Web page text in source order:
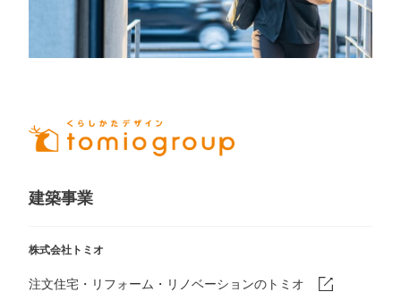
建築事業
株式会社トミオ
注文住宅・リフォーム・リノベーションのトミオ